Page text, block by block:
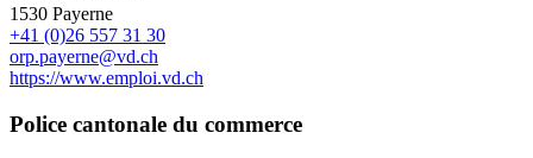
1530 Payerne
+41 (0)26 557 31 30
orp.payerne@vd.ch
https://www.emploi.vd.ch
Police cantonale du commerce